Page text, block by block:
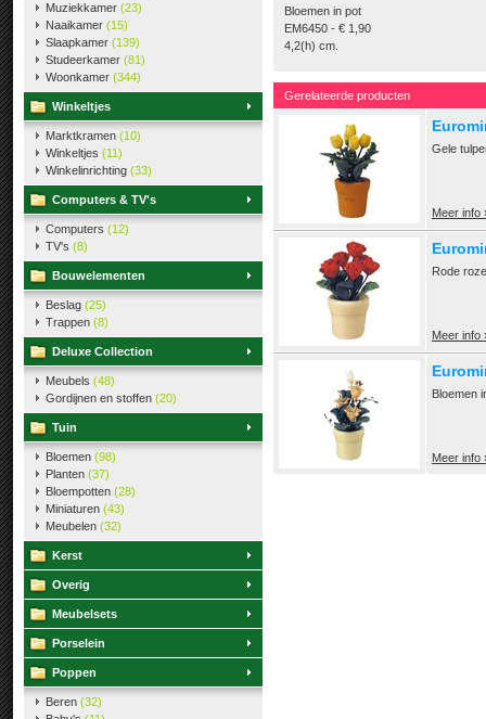
Muziekkamer (23)
Naaikamer (15)
Slaapkamer (139)
Studeerkamer (81)
Woonkamer (344)
Winkeltjes
Marktkramen (10)
Winkeltjes (11)
Winkelinrichting (33)
Computers & TV's
Computers (12)
TV's (8)
Bouwelementen
Beslag (25)
Trappen (8)
Deluxe Collection
Meubels (48)
Gordijnen en stoffen (20)
Tuin
Bloemen (98)
Planten (37)
Bloempotten (28)
Miniaturen (43)
Meubelen (32)
Kerst
Overig
Meubelsets
Porselein
Poppen
Beren (32)
Bloemen in pot
EM6450 - € 1,90
4,2(h) cm.
Gerelateerde producten
Gele
Meer info
Rode
Meer info
Bloemen
Meer info